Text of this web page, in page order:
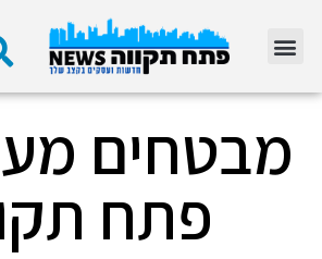
מבטחים
פתח